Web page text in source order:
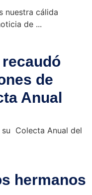
nuestra cálida
de ...
de
Anual
Colecta Anual del
hermanos